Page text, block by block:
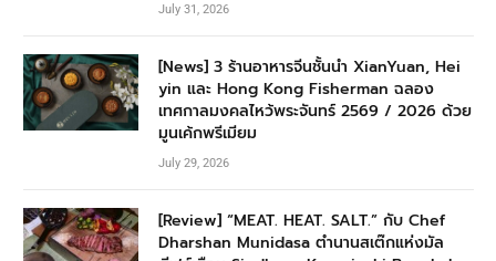
July 31, 2026
[News] 3 ร้านอาหารจีนชั้นนำ XianYuan, Hei
yin และ Hong Kong Fisherman ฉลอง
เทศกาลมงคลไหว้พระจันทร์ 2569 / 2026 ด้วย
มูนเค้กพรีเมียม
July 29, 2026
[Review] “MEAT. HEAT. SALT.” กับ Chef
Dharshan Munidasa ตำนานสเต๊กแห่งมัล